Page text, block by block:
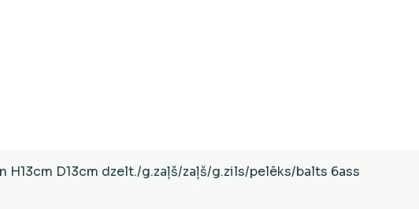
Ātrais skats
H13cm D13cm dzelt./g.zaļš/zaļš/g.zils/pelēks/balts 6ass